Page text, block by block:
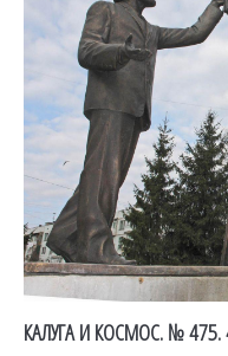
КАЛУГА И КОСМОС. №